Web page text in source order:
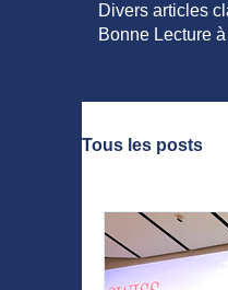
Divers articles
Bonne Lecture
Tous les posts
Vaquita